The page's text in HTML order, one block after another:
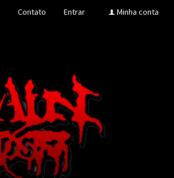
Contato Entrar f Minha conta